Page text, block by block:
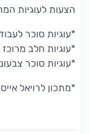
הצעות לעוגיות
*עוגיות סוכר
*עוגיות חלב
*עוגיות סוכר
*מתכון לרויאל